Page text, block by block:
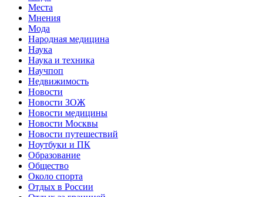
Места
Мнения
Мода
Народная медицина
Наука
Наука и техника
Научпоп
Недвижимость
Новости
Новости ЗОЖ
Новости медицины
Новости Москвы
Новости путешествий
Ноутбуки и ПК
Образование
Общество
Около спорта
Отдых в России